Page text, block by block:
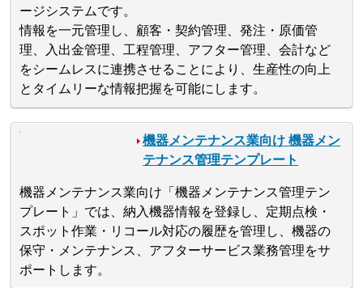
ージシステムです。
情報を一元管理し、顧客・契約管理、発注・原価管
理、入出金管理、工程管理、アフター管理、会計など
をシームレスに連携させることにより、生産性の向上
とタイムリーな情報把握を可能にします。
機器メンテナンス業向け 機器メン
テナンス管理テンプレート
機器メンテナンス業向け「機器メンテナンス管理テン
プレート」では、納入機器情報を登録し、定期点検・
スポット作業・リコール対応の履歴を管理し、機器の
保守・メンテナンス、アフターサービス業務管理をサ
ポートします。